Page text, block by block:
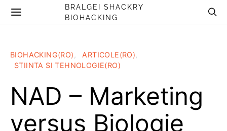
BRALGEI SHACKRY
BIOHACKING
BIOHACKING(RO)
ARTICOLE(RO)
STIINTA SI TEHNOLOGIE(RO)
NAD – Marketing
versus Biologie